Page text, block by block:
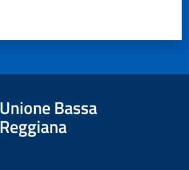
Unione Bassa
Reggiana